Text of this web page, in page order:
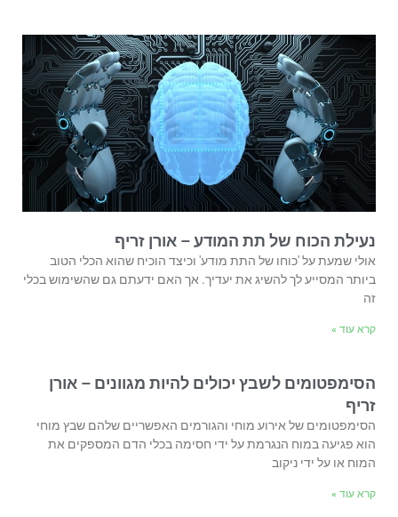
נעילת הכוח של תת המודע – אורן זריף
אולי שמעת על 'כוחו של התת מודע' וכיצד הוכיח שהוא הכלי הטוב
ביותר המסייע לך להשיג את יעדיך. אך האם ידעתם גם שהשימוש בכלי
זה
קרא עוד »
הסימפטומים לשבץ יכולים להיות מגוונים – אורן
זריף
הסימפטומים של אירוע מוחי והגורמים האפשריים שלהם שבץ מוחי
הוא פגיעה במוח הנגרמת על ידי חסימה בכלי הדם המספקים את
המוח או על ידי ניקוב
קרא עוד »